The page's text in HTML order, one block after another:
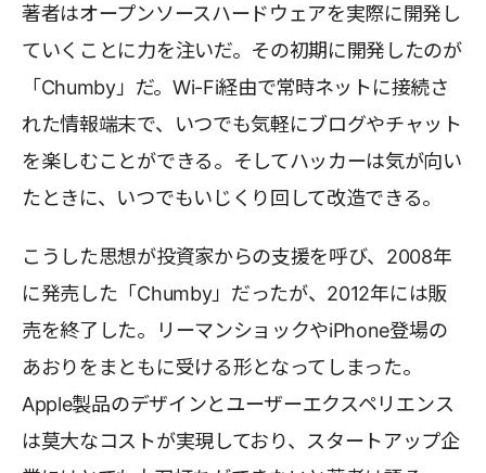
著者はオープンソースハードウェアを実際に開発し
ていくことに力を注いだ。その初期に開発したのが
「Chumby」だ。Wi-Fi経由で常時ネットに接続さ
れた情報端末で、いつでも気軽にブログやチャット
を楽しむことができる。そしてハッカーは気が向い
たときに、いつでもいじくり回して改造できる。
こうした思想が投資家からの支援を呼び、2008年
に発売した「Chumby」だったが、2012年には販
売を終了した。リーマンショックやiPhone登場の
あおりをまともに受ける形となってしまった。
Apple製品のデザインとユーザーエクスペリエンス
は莫大なコストが実現しており、スタートアップ企